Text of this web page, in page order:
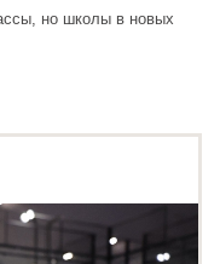
но школы в новых